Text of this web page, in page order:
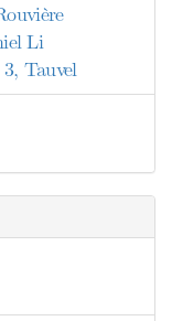
Li
Tauvel